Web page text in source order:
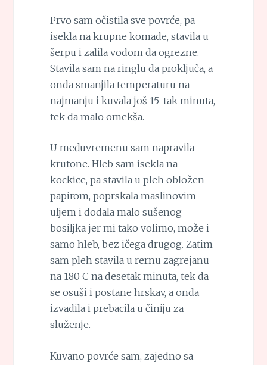
Prvo sam očistila sve povrće, pa
isekla na krupne komade, stavila u
šerpu i zalila vodom da ogrezne.
Stavila sam na ringlu da proključa, a
onda smanjila temperaturu na
najmanju i kuvala još 15-tak minuta,
tek da malo omekša.
U međuvremenu sam napravila
krutone. Hleb sam isekla na
kockice, pa stavila u pleh obložen
papirom, poprskala maslinovim
uljem i dodala malo sušenog
bosiljka jer mi tako volimo, može i
samo hleb, bez ičega drugog. Zatim
sam pleh stavila u rernu zagrejanu
na 180 C na desetak minuta, tek da
se osuši i postane hrskav, a onda
izvadila i prebacila u činiju za
služenje.
Kuvano povrće sam, zajedno sa